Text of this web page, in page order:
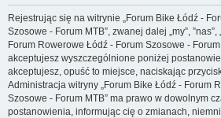
Rejestrując się na witrynie „Forum Bike Łódź -
Szosowe - Forum MTB”, zwanej dalej „my”,
Forum Rowerowe Łódź - Forum Szosowe - Forum
akceptujesz wyszczególnione poniżej
akceptujesz, opuść to miejsce, naciskając
Administracja witryny „Forum Bike Łódź - Forum
Szosowe - Forum MTB” ma prawo w dowolnym
postanowienia, informując cię o zmianach,